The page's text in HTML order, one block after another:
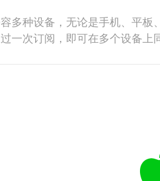
多种设备，无论是手机、平板
一次订阅，即可在多个设备上